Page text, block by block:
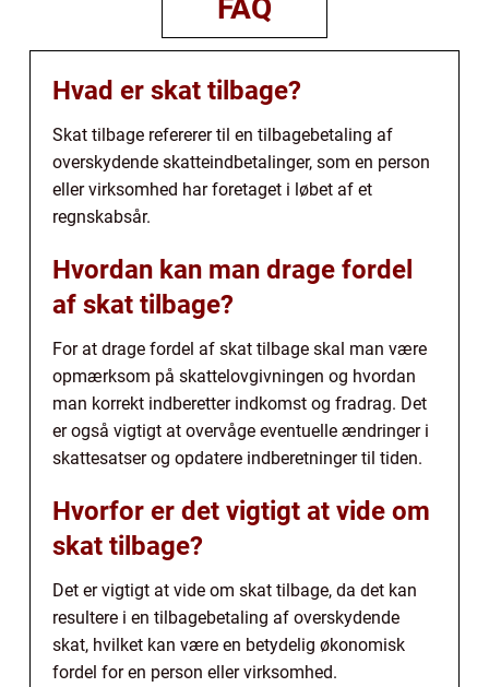
FAQ
Hvad er skat tilbage?
Skat tilbage refererer til en tilbagebetaling af
overskydende skatteindbetalinger, som en person
eller virksomhed har foretaget i løbet af et
regnskabsår.
Hvordan kan man drage fordel
af skat tilbage?
For at drage fordel af skat tilbage skal man være
opmærksom på skattelovgivningen og hvordan
man korrekt indberetter indkomst og fradrag. Det
er også vigtigt at overvåge eventuelle ændringer i
skattesatser og opdatere indberetninger til tiden.
Hvorfor er det vigtigt at vide om
skat tilbage?
Det er vigtigt at vide om skat tilbage, da det kan
resultere i en tilbagebetaling af overskydende
skat, hvilket kan være en betydelig økonomisk
fordel for en person eller virksomhed.